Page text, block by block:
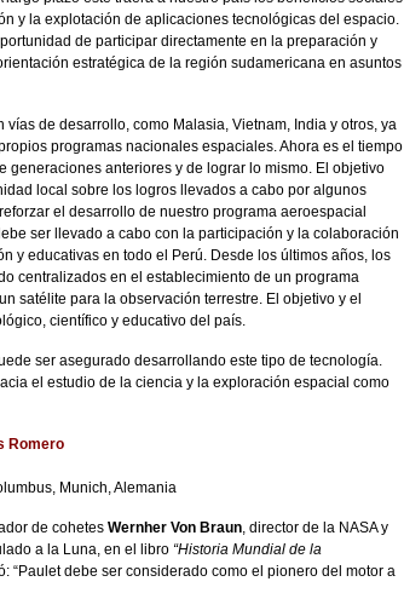
y la explotación de aplicaciones tecnológicas del espacio.
de participar directamente en la preparación y
estratégica de la región sudamericana en asuntos
de desarrollo, como Malasia, Vietnam, India y otros, ya
programas nacionales espaciales. Ahora es el tiempo
generaciones anteriores y de lograr lo mismo. El objetivo
local sobre los logros llevados a cabo por algunos
el desarrollo de nuestro programa aeroespacial
ser llevado a cabo con la participación y la colaboración
y educativas en todo el Perú. Desde los últimos años, los
centralizados en el establecimiento de un programa
satélite para la observación terrestre. El objetivo y el
científico y educativo del país.
ser asegurado desarrollando este tipo de tecnología.
el estudio de la ciencia y la exploración espacial como
Romero
Munich, Alemania
de cohetesWernher Von Braun, director de la NASA y
a la Luna, en el libro “Historia Mundial de la
“Paulet debe ser considerado como el pionero del motor a